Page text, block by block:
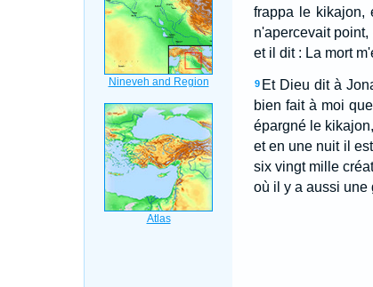
frappa le kikajon,
n'apercevait
et il dit : La mort
9 Et Dieu dit à
bien fait à moi
épargné le
et en une nuit il
six vingt mille
où il y a aussi une